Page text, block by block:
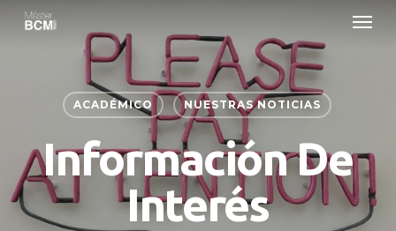
Skip
Menu
ACADÉMICO NUESTRAS NOTICIAS
Información De
Interés